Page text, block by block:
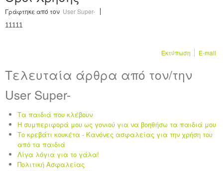
Γράφτηκε από τον User Super-
11111
Εκτύπωση E-mail
Τελευταία άρθρα από τον/την
User Super-
Τα παιδιά που κλέβουν
Η συμπεριφορά μου ως γονιού για να βοηθήσω τα παιδιά μου
Το κρεβάτι κουκέτα - Κανόνες ασφαλείας για την χρήση του
από τα παιδιά
Λίγα λόγια για το γάλα!
Πολιτική Ασφαλείας